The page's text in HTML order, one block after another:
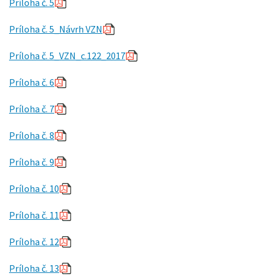
Príloha č. 5
Príloha č. 5_Návrh VZN
Príloha č. 5_VZN_c.122_2017
Príloha č. 6
Príloha č. 7
Príloha č. 8
Príloha č. 9
Príloha č. 10
Príloha č. 11
Príloha č. 12
Príloha č. 13